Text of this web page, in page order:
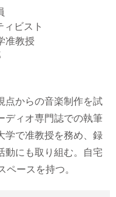
ィビスト
准教授
点からの音楽制作を試
ディオ専門誌での執筆
学で准教授を務め、録
動にも取り組む。自宅
ースを持つ。